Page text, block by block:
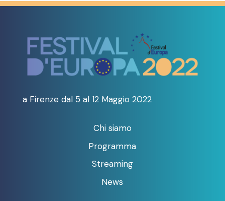
a Firenze dal 5 al 12 Maggio 2022
Chi siamo
Programma
Streaming
News